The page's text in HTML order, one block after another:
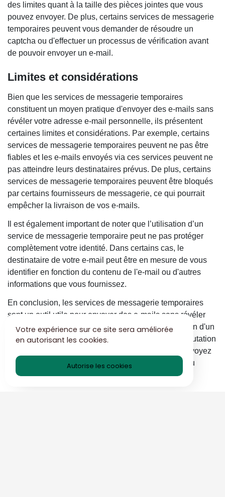
des limites quant à la taille des pièces jointes que vous
pouvez envoyer. De plus, certains services de messagerie
temporaires peuvent vous demander de résoudre un
captcha ou d'effectuer un processus de vérification avant
de pouvoir envoyer un e-mail.
Limites et considérations
Bien que les services de messagerie temporaires
constituent un moyen pratique d'envoyer des e-mails sans
révéler votre adresse e-mail personnelle, ils présentent
certaines limites et considérations. Par exemple, certains
services de messagerie temporaires peuvent ne pas être
fiables et les e-mails envoyés via ces services peuvent ne
pas atteindre leurs destinataires prévus. De plus, certains
services de messagerie temporaires peuvent être bloqués
par certains fournisseurs de messagerie, ce qui pourrait
empêcher la livraison de vos e-mails.
Il est également important de noter que l’utilisation d’un
service de messagerie temporaire peut ne pas protéger
complètement votre identité. Dans certains cas, le
destinataire de votre e-mail peut être en mesure de vous
identifier en fonction du contenu de l'e-mail ou d'autres
informations que vous fournissez.
En conclusion, les services de messagerie temporaires
sont un outil utile pour envoyer des e-mails sans révéler
votre adresse e-mail personnelle. Lors de la sélection d'un
fournisseur, tenez compte de facteurs tels que la réputation
et la facilité d'utilisation. Lorsque vous rédigez et envoyez
des e-mails, gardez à l’esprit toutes les limitations ou
considérations qui peuvent s’appliquer.
Votre expérience sur ce site sera améliorée
en autorisant les cookies.
Autorise les cookies